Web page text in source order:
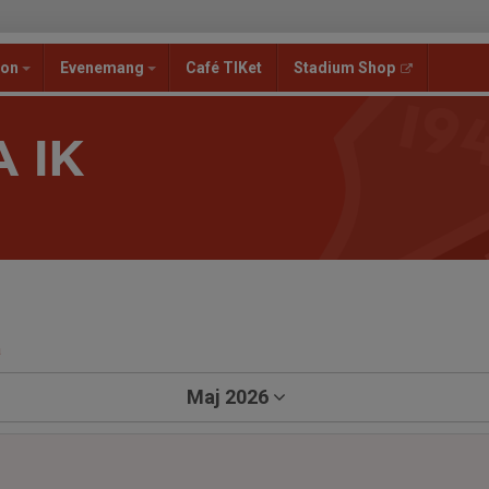
Evenemang Café TIKet Stadium Shop
IK
Maj 2026